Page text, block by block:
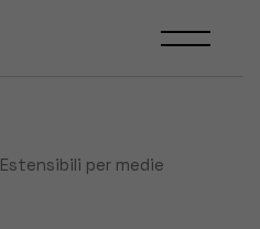
Estensibili per medie